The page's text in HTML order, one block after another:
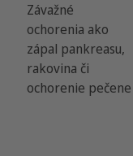
Závažné
ochorenia ako
zápal pankreasu,
rakovina či
ochorenie pečene